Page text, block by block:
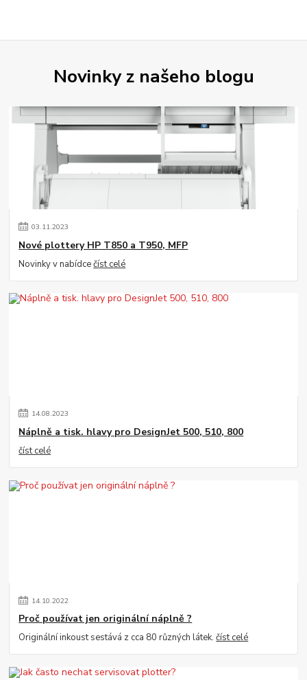
Novinky z našeho blogu
03.11.2023
Nové plottery HP T850 a T950, MFP
Novinky v nabídcečíst celé
14.08.2023
Náplně a tisk. hlavy pro DesignJet 500, 510, 800
číst celé
14.10.2022
Proč používat jen originální náplně ?
Originální inkoust sestává z cca 80 různých látek.číst celé